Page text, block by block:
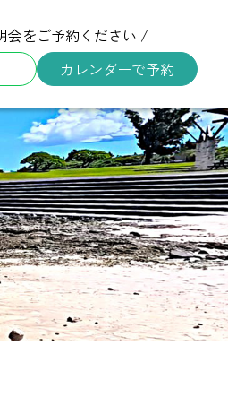
会をご予約ください /
カレンダーで予約